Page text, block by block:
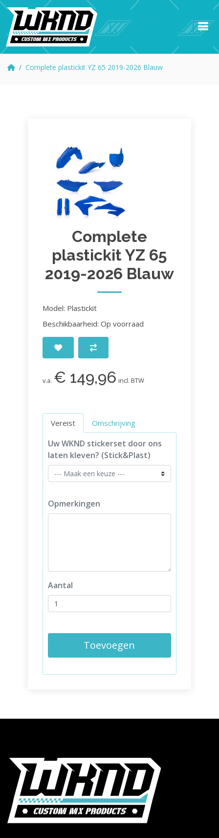
Complete plastickit YZ 65 2019-2026 Blauw
Complete
plastickit YZ 65
2019-2026 Blauw
Model: Plastickit
Beschikbaarheid: Op voorraad
v.a. € 149,96 incl. BTW
Vereist Omschrijving
Uw WKND stickerset door ons
laten kleven? (Stick&Plast)
Opmerkingen
Aantal
Toevoegen